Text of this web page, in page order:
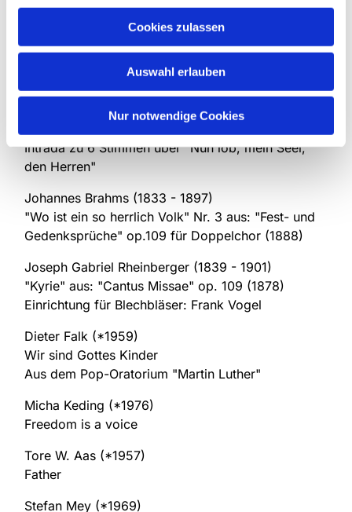
Cookies zulassen
Auswahl erlauben
Nur notwendige Cookies
Intrada zu 6 Stimmen über "Von Gott will ich
Intrada zu 6 Stimmen über "Warum betrübst Du
dich, mein Herz"
Intrada zu 6 Stimmen über "Nun lob, mein Seel,
den Herren"
Johannes Brahms (1833 - 1897)
"Wo ist ein so herrlich Volk" Nr. 3 aus: "Fest- und
Gedenksprüche" op.109 für Doppelchor (1888)
Joseph Gabriel Rheinberger (1839 - 1901)
"Kyrie" aus: "Cantus Missae" op. 109 (1878)
Einrichtung für Blechbläser: Frank Vogel
Dieter Falk (*1959)
Wir sind Gottes Kinder
Aus dem Pop-Oratorium "Martin Luther"
Micha Keding (*1976)
Freedom is a voice
Tore W. Aas (*1957)
Father
Stefan Mey (*1969)